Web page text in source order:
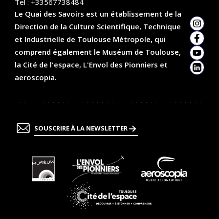
Le Quai des Savoirs est un établissement de la
Direction de la Culture Scientifique, Technique
et Industrielle de Toulouse Métropole, qui
comprend également le Muséum de Toulouse,
la Cité de l'espace, L'Envol des Pionniers et
aeroscopia.
SOUSCRIRE À LA NEWSLETTER
En
savoir
plus